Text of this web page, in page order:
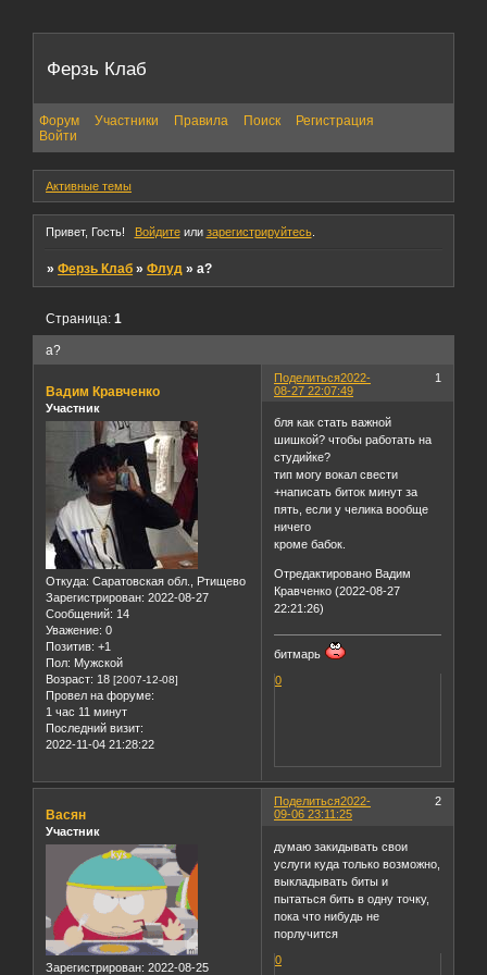
Ферзь Клаб
Форум Участники Правила Поиск
Регистрация
Войти
Активные темы
Привет, Гость! Войдитеили зарегистрируйтесь.
»Ферзь Клаб »Флуд »а?
а?
Страница:1
Поделиться 1
2022-
08-27 22:07:49
Вадим Кравченко
Участник
Откуда: Саратовская обл., Ртищево
Зарегистрирован: 2022-08-27
Сообщений: 14
Уважение: 0
Позитив: +1
Пол: Мужской
Возраст: 18 [2007-12-08]
Провел на форуме:
1 час 11 минут
Последний визит:
2022-11-04 21:28:22
бля как стать важной
шишкой? чтобы работать на
студийке?
тип могу вокал свести
+написать биток минут за
пять, если у челика вообще
ничего
кроме бабок.
Отредактировано Вадим
Кравченко (2022-08-27
22:21:26)
битмарь
0
Поделиться 2
2022-
09-06 23:11:25
Васян
Участник
Зарегистрирован: 2022-08-25
думаю закидывать свои
услуги куда только возможно,
выкладывать биты и
пытаться бить в одну точку,
пока что нибудь не
порлучится
0